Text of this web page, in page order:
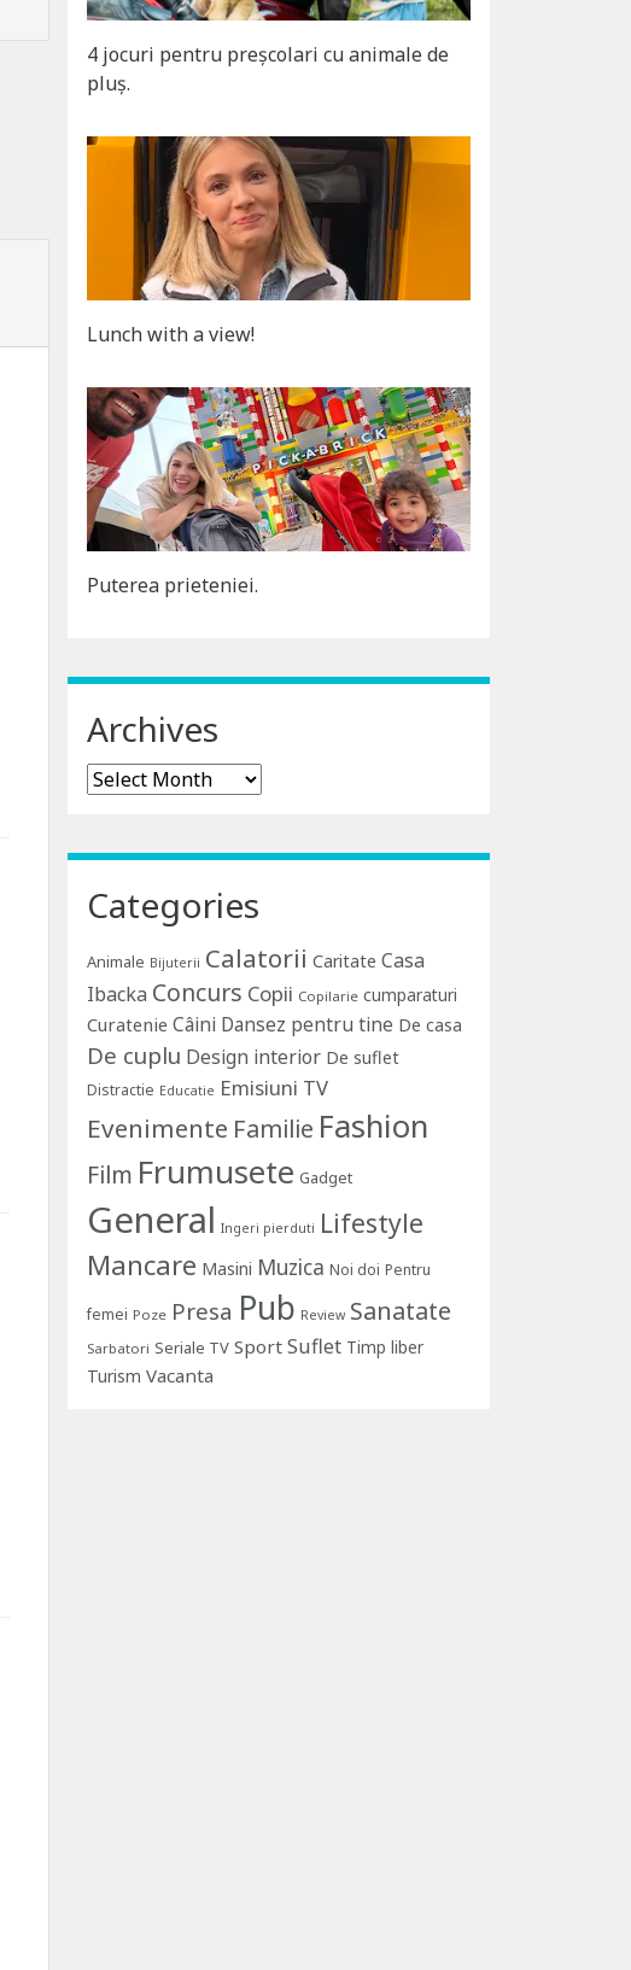
4 jocuri pentru preșcolari cu animale de
pluș.
Lunch with a view!
Puterea prieteniei.
Archives
Archives
Categories
Animale Bijuterii Calatorii Caritate Casa
Ibacka Concurs Copii Copilarie cumparaturi
Curatenie Câini Dansez pentru tine De casa
De cuplu Design interior De suflet
Distractie Educatie Emisiuni TV
Evenimente Familie Fashion
Film Frumusete Gadget
General Ingeri pierduti Lifestyle
Mancare Masini Muzica Noi doi Pentru
femei Poze Presa Pub Review Sanatate
Sarbatori Seriale TV Sport Suflet Timp liber
Turism Vacanta